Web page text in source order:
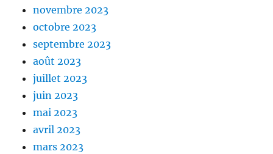
novembre 2023
octobre 2023
septembre 2023
août 2023
juillet 2023
juin 2023
mai 2023
avril 2023
mars 2023